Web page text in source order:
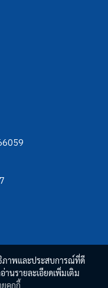
ภาพและประสบการณ์ที่ดี
านรายละเอียดเพิ่มเติม
คุกกี้